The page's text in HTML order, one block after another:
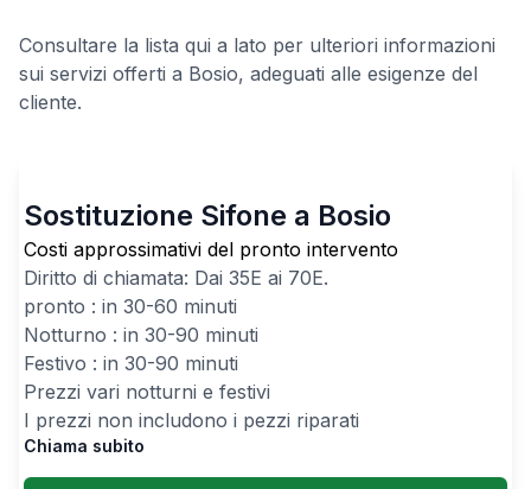
Consultare la lista qui a lato per ulteriori informazioni
sui servizi offerti a Bosio, adeguati alle esigenze del
cliente.
Sostituzione Sifone a Bosio
Costi approssimativi del pronto intervento
Diritto di chiamata: Dai 35E ai 70E.
pronto : in 30-60 minuti
Notturno : in 30-90 minuti
Festivo : in 30-90 minuti
Prezzi vari notturni e festivi
I prezzi non includono i pezzi riparati
Chiama subito